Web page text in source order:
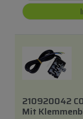
210920042
Mit